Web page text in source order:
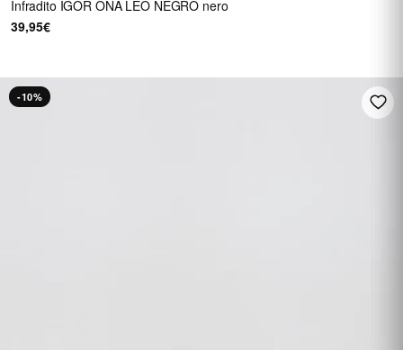
Infradito IGOR ONA LEO NEGRO nero
39,95€
-10%